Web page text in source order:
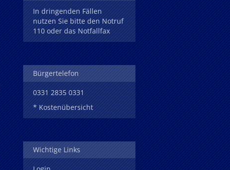
In dringenden Fällen
nutzen Sie bitte den Notruf
110 oder das Notfallfax
Bürgertelefon
0331 2835 0331
* Kostenübersicht
Wichtige Links